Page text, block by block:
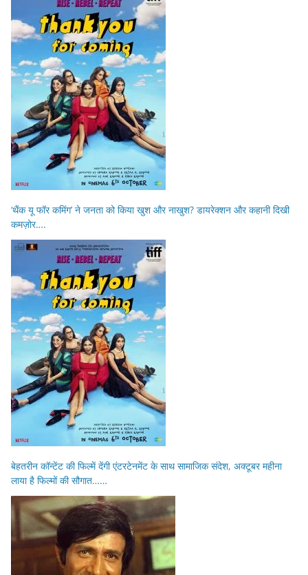
‘थैंक यू फॉर कमिंग’ ने जनता को किया खुश और नाखुश? डायरेक्शन और कहानी दिखी
कमज़ोर….
बेहतरीन कॉन्टेंट की फिल्में देंगी एंटरटेनमेंट के साथ सामाजिक संदेश, अक्टूबर महीना
लाया है फिल्मों की सौगात……